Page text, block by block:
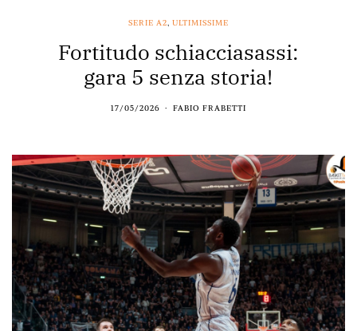
SERIE A2, ULTIMISSIME
Fortitudo schiacciasassi:
gara 5 senza storia!
17/05/2026 FABIO FRABETTI